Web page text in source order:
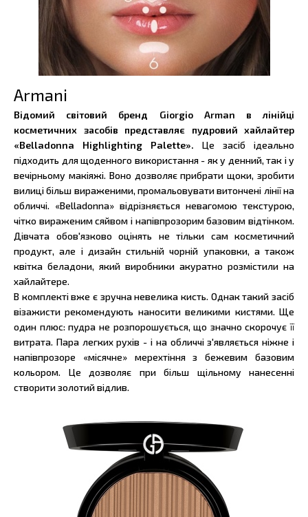
Armani
Відомий світовий бренд Giorgio Arman в лінійці
косметичних засобів представляє пудровий хайлайтер
«Belladonna Highlighting Palette». Це засіб ідеально
підходить для щоденного використання - як у денний, так і у
вечірньому макіяжі. Воно дозволяє прибрати щоки, зробити
вилиці більш вираженими, промальовувати витончені лінії на
обличчі. «Belladonna» відрізняється невагомою текстурою,
чітко вираженим сяйвом і напівпрозорим базовим відтінком.
Дівчата обов'язково оцінять не тільки сам косметичний
продукт, але і дизайн стильній чорній упаковки, а також
квітка беладони, який виробники акуратно розмістили на
хайлайтере.
В комплекті вже є зручна невелика кисть. Однак такий засіб
візажисти рекомендують наносити великими кистями. Ще
один плюс: пудра не розпорошується, що значно скорочує її
витрата. Пара легких рухів - і на обличчі з'являється ніжне і
напівпрозоре «місячне» мерехтіння з бежевим базовим
кольором. Це дозволяє при більш щільному нанесенні
створити золотий відлив.